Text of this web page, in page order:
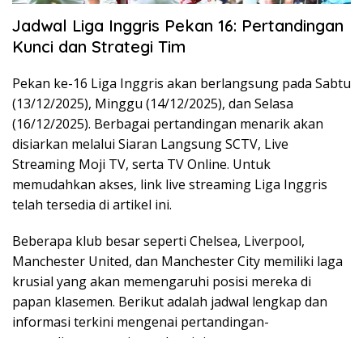
Jadwal Liga Inggris Pekan 16: Pertandingan
Kunci dan Strategi Tim
Pekan ke-16 Liga Inggris akan berlangsung pada Sabtu
(13/12/2025), Minggu (14/12/2025), dan Selasa
(16/12/2025). Berbagai pertandingan menarik akan
disiarkan melalui Siaran Langsung SCTV, Live
Streaming Moji TV, serta TV Online. Untuk
memudahkan akses, link live streaming Liga Inggris
telah tersedia di artikel ini.
Beberapa klub besar seperti Chelsea, Liverpool,
Manchester United, dan Manchester City memiliki laga
krusial yang akan memengaruhi posisi mereka di
papan klasemen. Berikut adalah jadwal lengkap dan
informasi terkini mengenai pertandingan-